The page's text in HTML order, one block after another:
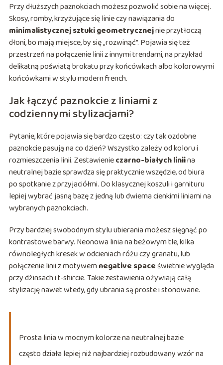
Przy dłuższych paznokciach możesz pozwolić sobie na więcej.
Skosy, romby, krzyżujące się linie czy nawiązania do
minimalistycznej sztuki geometrycznejnie przytłoczą
dłoni, bo mają miejsce, by się „rozwinąć”. Pojawia się też
przestrzeń na połączenie linii z innymi trendami, na przykład
delikatną poświatą brokatu przy końcówkach albo kolorowymi
końcówkami w stylu modern french.
Jak łączyć paznokcie z liniami z
codziennymi stylizacjami?
Pytanie, które pojawia się bardzo często: czy tak ozdobne
paznokcie pasują na co dzień? Wszystko zależy od koloru i
rozmieszczenia linii. Zestawienieczarno-białych liniina
neutralnej bazie sprawdza się praktycznie wszędzie, od biura
po spotkanie z przyjaciółmi. Do klasycznej koszuli i garnituru
lepiej wybrać jasną bazę z jedną lub dwiema cienkimi liniami na
wybranych paznokciach.
Przy bardziej swobodnym stylu ubierania możesz sięgnąć po
kontrastowe barwy. Neonowa linia na beżowym tle, kilka
równoległych kresek w odcieniach różu czy granatu, lub
połączenie linii z motywemnegative spaceświetnie wygląda
przy dżinsach i t‑shircie. Takie zestawienia ożywiają całą
stylizację nawet wtedy, gdy ubrania są proste i stonowane.
Prosta linia w mocnym kolorze na neutralnej bazie
często działa lepiej niż najbardziej rozbudowany wzór na